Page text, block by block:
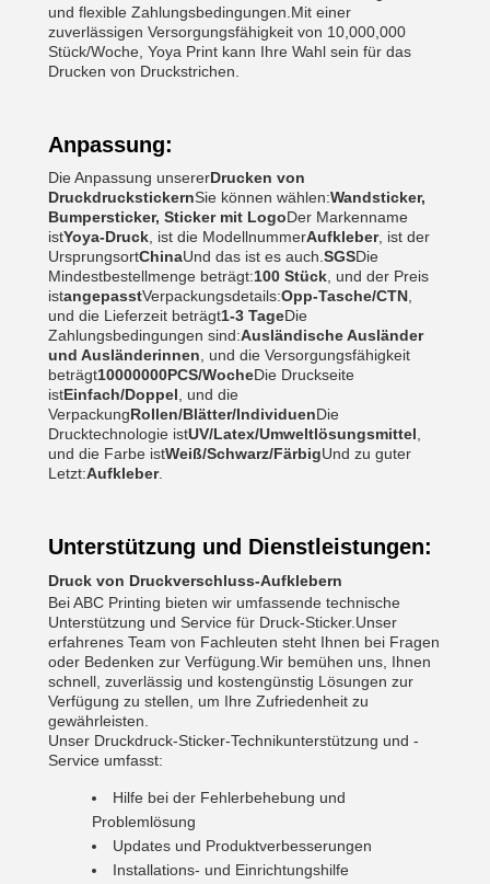
und flexible Zahlungsbedingungen.Mit einer
zuverlässigen Versorgungsfähigkeit von 10,000,000
Stück/Woche, Yoya Print kann Ihre Wahl sein für das
Drucken von Druckstrichen.
Anpassung:
Die Anpassung unsererDrucken von
DruckdruckstickernSie können wählen:Wandsticker,
Bumpersticker, Sticker mit LogoDer Markenname
istYoya-Druck , ist die ModellnummerAufkleber, ist der
UrsprungsortChinaUnd das ist es auch. SGSDie
Mindestbestellmenge beträgt:100 Stück , und der Preis
istangepasstVerpackungsdetails:Opp-Tasche/CTN
und die Lieferzeit beträgt1-3 TageDie
Zahlungsbedingungen sind:Ausländische Ausländer
und Ausländerinnen , und die Versorgungsfähigkeit
beträgt10000000PCS/WocheDie Druckseite
istEinfach/Doppel , und die
VerpackungRollen/Blätter/IndividuenDie
Drucktechnologie istUV/Latex/Umweltlösungsmittel
und die Farbe istWeiß/Schwarz/FärbigUnd zu guter
Letzt:Aufkleber.
Unterstützung und Dienstleistungen:
Druck von Druckverschluss-Aufklebern
Bei ABC Printing bieten wir umfassende technische
Unterstützung und Service für Druck-Sticker.Unser
erfahrenes Team von Fachleuten steht Ihnen bei Fragen
oder Bedenken zur Verfügung.Wir bemühen uns, Ihnen
schnell, zuverlässig und kostengünstig Lösungen zur
Verfügung zu stellen, um Ihre Zufriedenheit zu
gewährleisten.
Unser Druckdruck-Sticker-Technikunterstützung und -
Service umfasst:
Hilfe bei der Fehlerbehebung und
Problemlösung
Updates und Produktverbesserungen
Installations- und Einrichtungshilfe